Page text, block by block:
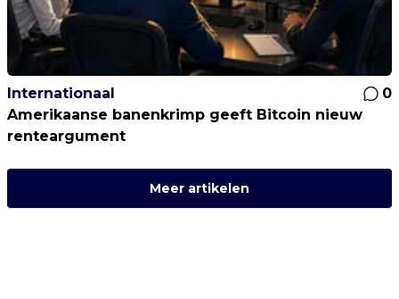
Internationaal
0
Amerikaanse banenkrimp geeft Bitcoin nieuw
renteargument
Meer artikelen